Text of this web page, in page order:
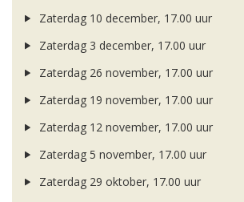
Zaterdag 10 december, 17.00 uur
Zaterdag 3 december, 17.00 uur
Zaterdag 26 november, 17.00 uur
Zaterdag 19 november, 17.00 uur
Zaterdag 12 november, 17.00 uur
Zaterdag 5 november, 17.00 uur
Zaterdag 29 oktober, 17.00 uur